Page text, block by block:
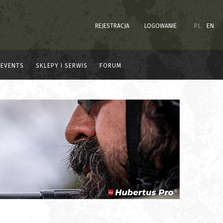
REJESTRACJA LOGOWANIE PL EN
EVENTS SKLEPY I SERWIS FORUM